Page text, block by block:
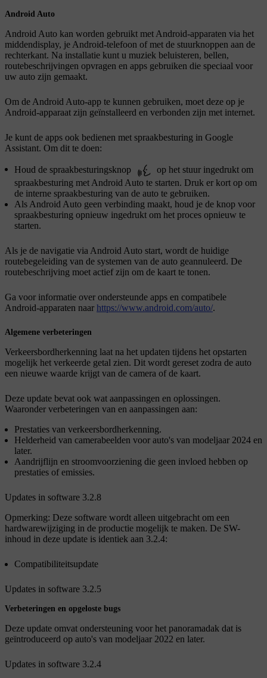
Android Auto
Android Auto kan worden gebruikt met Android-apparaten via het
middendisplay, je Android-telefoon of met de stuurknoppen aan de
rechterkant. Na installatie kunt u muziek beluisteren, bellen,
routebeschrijvingen opvragen en apps gebruiken die speciaal voor
uw auto zijn gemaakt.
Om de Android Auto-app te kunnen gebruiken, moet deze op je
Android-apparaat zijn geïnstalleerd en verbonden zijn met internet.
Je kunt de apps ook bedienen met spraakbesturing in Google
Assistant. Om dit te doen:
Houd de spraakbesturingsknop
op het stuur ingedrukt om
spraakbesturing met Android Auto te starten. Druk er kort op om
de interne spraakbesturing van de auto te gebruiken.
Als Android Auto geen verbinding maakt, houd je de knop voor
spraakbesturing opnieuw ingedrukt om het proces opnieuw te
starten.
Als je de navigatie via Android Auto start, wordt de huidige
routebegeleiding van de systemen van de auto geannuleerd. De
routebeschrijving moet actief zijn om de kaart te tonen.
Ga voor informatie over ondersteunde apps en compatibele
Android-apparaten naar https://www.android.com/auto/.
Algemene verbeteringen
Verkeersbordherkenning laat na het updaten tijdens het opstarten
mogelijk het verkeerde getal zien. Dit wordt gereset zodra de auto
een nieuwe waarde krijgt van de camera of de kaart.
Deze update bevat ook wat aanpassingen en oplossingen.
Waaronder verbeteringen van en aanpassingen aan:
Prestaties van verkeersbordherkenning.
Helderheid van camerabeelden voor auto's van modeljaar 2024 en
later.
Aandrijflijn en stroomvoorziening die geen invloed hebben op
prestaties of emissies.
Updates in software 3.2.8
Opmerking: Deze software wordt alleen uitgebracht om een
hardwarewijziging in de productie mogelijk te maken. De SW-
inhoud in deze update is identiek aan 3.2.4:
Compatibiliteitsupdate
Updates in software 3.2.5
Verbeteringen en opgeloste bugs
Deze update omvat ondersteuning voor het panoramadak dat is
geïntroduceerd op auto's van modeljaar 2022 en later.
Updates in software 3.2.4